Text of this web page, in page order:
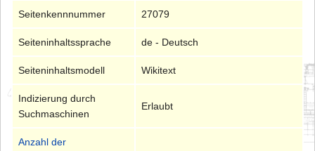
Seitenkennnummer 27079
Seiteninhaltssprache de - Deutsch
Seiteninhaltsmodell Wikitext
Indizierung durch
Suchmaschinen
Erlaubt
Anzahl der